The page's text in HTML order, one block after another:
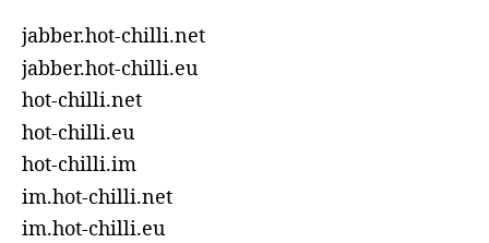
jabber.hot-chilli.net
jabber.hot-chilli.eu
hot-chilli.net
hot-chilli.eu
hot-chilli.im
im.hot-chilli.net
im.hot-chilli.eu